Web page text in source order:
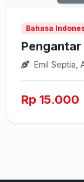
Bahasa
Emil Septia,
Rp 15.000